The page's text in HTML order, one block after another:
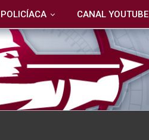
POLICÍACA CANAL YOUTUBE